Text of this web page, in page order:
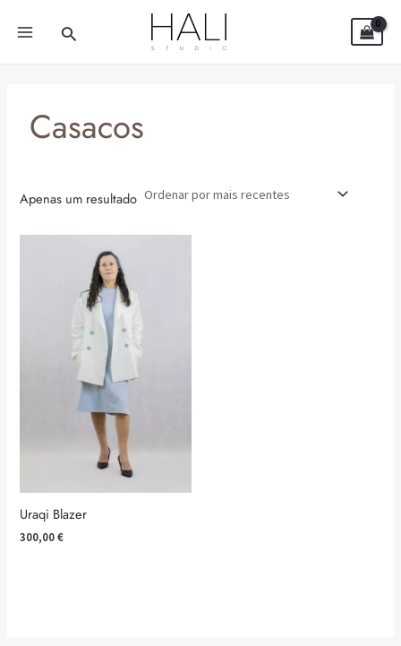
Search
Casacos
Apenas um resultado
Uraqi Blazer
300,00€